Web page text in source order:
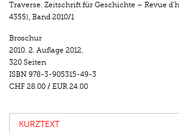
Traverse. Zeitschrift für Geschichte – Revue
4355), Band 2010/1
Broschur
2010. 2. Auflage 2012.
320 Seiten
ISBN 978-3-905315-49-3
CHF 28.00 / EUR 24.00
KURZTEXT